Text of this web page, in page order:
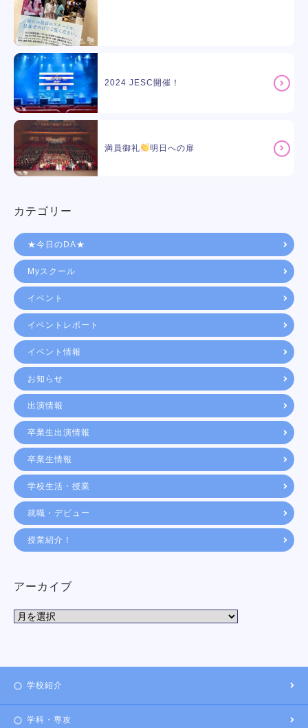
2024 JESC開催！
満員御礼 明日への扉
カテゴリー
★今日のDA★
Myスクール
イベント
イベントレポート
イベント情報
お知らせ
出演情報
卒業生出演情報
卒業生情報
学校生活・授業
就職・デビュー
授業紹介！
アーカイブ
学校紹介
学科・専攻